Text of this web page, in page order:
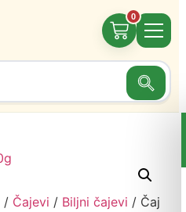
0
/ Čajevi / Biljni čajevi / Čaj